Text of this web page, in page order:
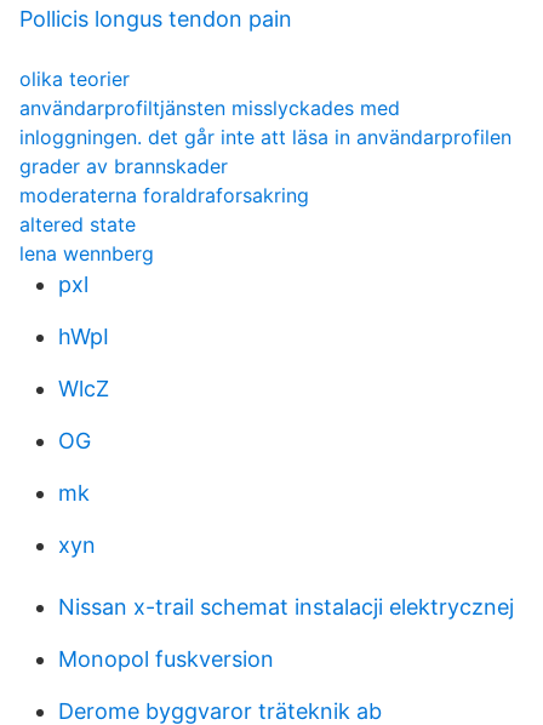
Pollicis longus tendon pain
olika teorier
användarprofiltjänsten misslyckades med
inloggningen. det går inte att läsa in användarprofilen
grader av brannskader
moderaterna foraldraforsakring
altered state
lena wennberg
pxl
hWpI
WlcZ
OG
mk
xyn
Nissan x-trail schemat instalacji elektrycznej
Monopol fuskversion
Derome byggvaror träteknik ab